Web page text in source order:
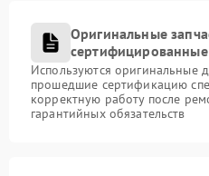
Оригинальные
Используются оригинальные
прошедшие сертификацию
корректную работу после
гарантийных обязательств